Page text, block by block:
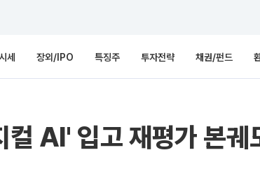
세 장외/IPO 특징주 투자전략 채권/펀드
컬 AI' 입고 재평가 본